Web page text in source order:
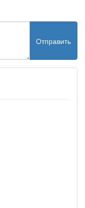
Отправить